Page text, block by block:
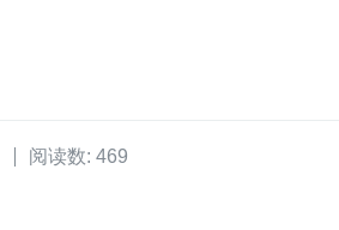
阅读数: 469